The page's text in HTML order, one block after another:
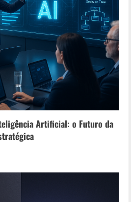
Artificial: o Futuro da